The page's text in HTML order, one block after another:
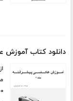
دانلود کتاب آموزش